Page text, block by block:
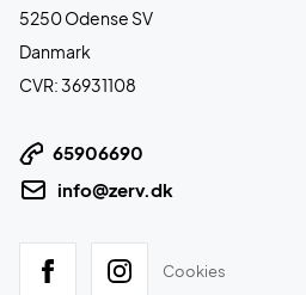
5250 Odense SV
Danmark
CVR: 36931108
65906690
info@zerv.dk
Cookies